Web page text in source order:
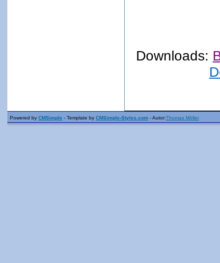
Downloads:
Powered by CMSimple - Template by CMSimple-Styles.com - Autor:Thomas Möller